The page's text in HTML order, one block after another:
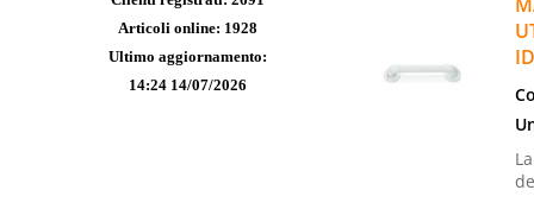
Articoli online: 1928
Ultimo aggiornamento:
14:24 14/07/2026